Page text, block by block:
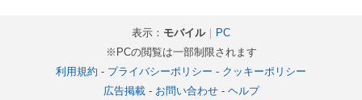
表示： モバイル｜ PC
※PCの閲覧は一部制限されます
利用規約 - プライバシーポリシー - クッキーポリシー
広告掲載- お問い合わせ- ヘルプ